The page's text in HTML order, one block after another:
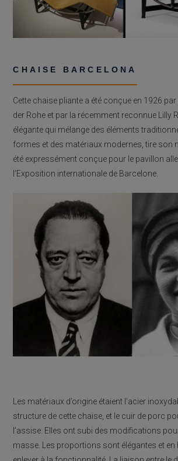
CHAISE BARCELONA
Cette chaise pliante a été conçue en 1926
der Rohe et par la récemment reconnue Lilly
élégante qui mélange des éléments
formes et des matériaux modernes, tire son
été expressément conçue pour le pavillon
l’Exposition internationale de Barcelone.
Les matériaux d’origine étaient l’acier
structure de cette chaise, et le cuir de porc
l’assise. Elles ont subi des modifications
masse. Les proportions sont élégantes et